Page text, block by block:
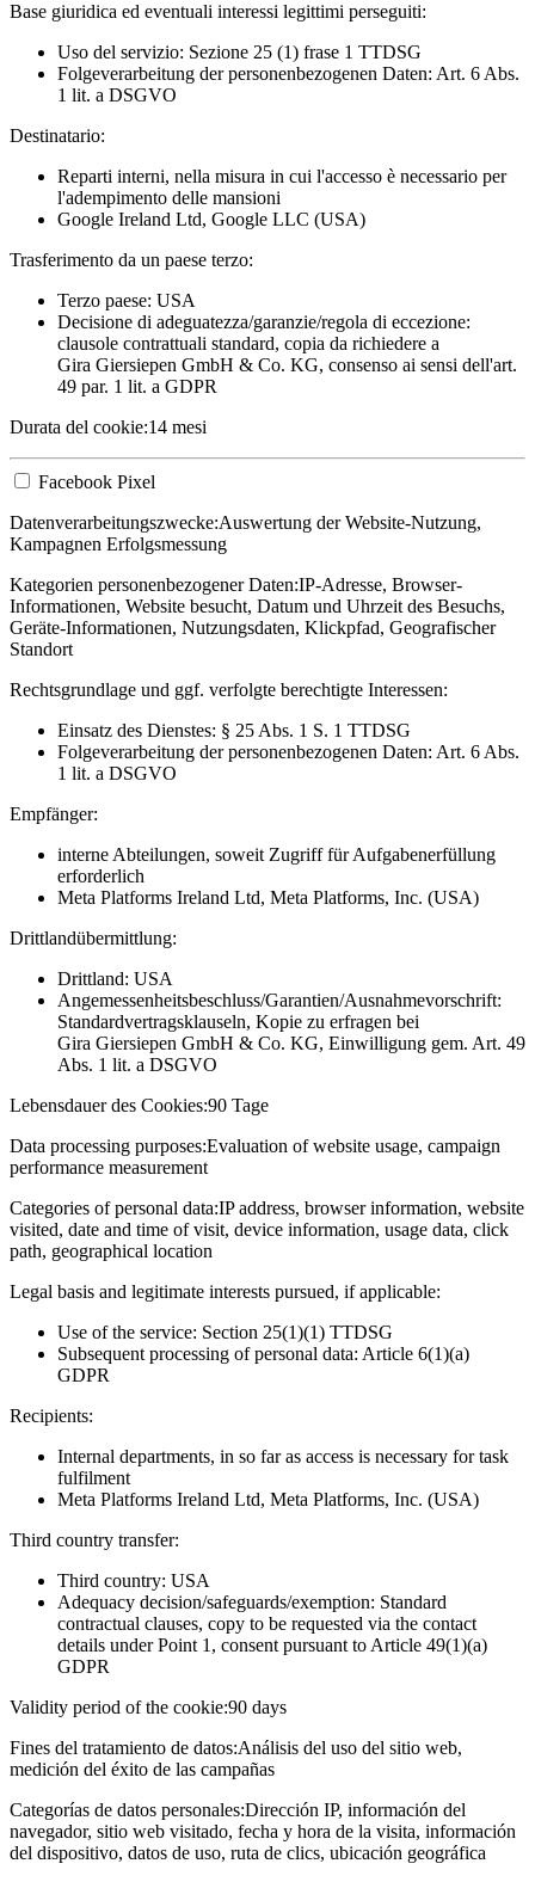
Base giuridica ed eventuali interessi legittimi perseguiti:
Uso del servizio: Sezione 25 (1) frase 1 TTDSG
Folgeverarbeitung der personenbezogenen Daten: Art. 6 Abs.
1 lit. a DSGVO
Destinatario:
Reparti interni, nella misura in cui l'accesso è necessario per
l'adempimento delle mansioni
Google Ireland Ltd, Google LLC (USA)
Trasferimento da un paese terzo:
Terzo paese: USA
Decisione di adeguatezza/garanzie/regola di eccezione:
clausole contrattuali standard, copia da richiedere a
Gira Giersiepen GmbH & Co. KG, consenso ai sensi dell'art.
49 par. 1 lit. a GDPR
Durata del cookie:14 mesi
Facebook Pixel
Datenverarbeitungszwecke:Auswertung der Website-Nutzung,
Kampagnen Erfolgsmessung
Kategorien personenbezogener Daten:IP-Adresse, Browser-
Informationen, Website besucht, Datum und Uhrzeit des Besuchs,
Geräte-Informationen, Nutzungsdaten, Klickpfad, Geografischer
Standort
Rechtsgrundlage und ggf. verfolgte berechtigte Interessen:
Einsatz des Dienstes: § 25 Abs. 1 S. 1 TTDSG
Folgeverarbeitung der personenbezogenen Daten: Art. 6 Abs.
1 lit. a DSGVO
Empfänger:
interne Abteilungen, soweit Zugriff für Aufgabenerfüllung
erforderlich
Meta Platforms Ireland Ltd, Meta Platforms, Inc. (USA)
Drittlandübermittlung:
Drittland: USA
Angemessenheitsbeschluss/Garantien/Ausnahmevorschrift:
Standardvertragsklauseln, Kopie zu erfragen bei
Gira Giersiepen GmbH & Co. KG, Einwilligung gem. Art. 49
Abs. 1 lit. a DSGVO
Lebensdauer des Cookies:90 Tage
Data processing purposes:Evaluation of website usage, campaign
performance measurement
Categories of personal data:IP address, browser information, website
visited, date and time of visit, device information, usage data, click
path, geographical location
Legal basis and legitimate interests pursued, if applicable:
Use of the service: Section 25(1)(1) TTDSG
Subsequent processing of personal data: Article 6(1)(a)
GDPR
Recipients:
Internal departments, in so far as access is necessary for task
fulfilment
Meta Platforms Ireland Ltd, Meta Platforms, Inc. (USA)
Third country transfer:
Third country: USA
Adequacy decision/safeguards/exemption: Standard
contractual clauses, copy to be requested via the contact
details under Point 1, consent pursuant to Article 49(1)(a)
GDPR
Validity period of the cookie:90 days
Fines del tratamiento de datos:Análisis del uso del sitio web,
medición del éxito de las campañas
Categorías de datos personales:Dirección IP, información del
navegador, sitio web visitado, fecha y hora de la visita, información
del dispositivo, datos de uso, ruta de clics, ubicación geográfica